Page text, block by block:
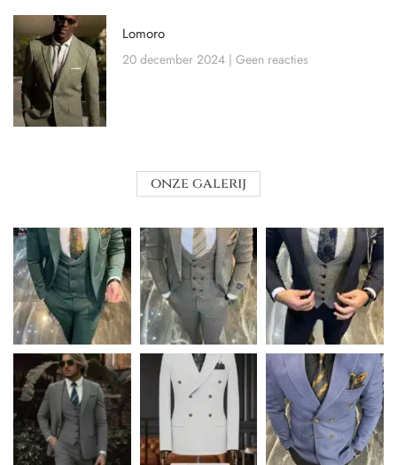
Lomoro
20 december 2024 Geen reacties
onze galerij